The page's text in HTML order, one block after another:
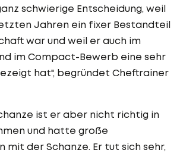
schwierige Entscheidung, weil
Jahren ein fixer Bestandteil
war und weil er auch im
im Compact-Bewerb eine sehr
hat", begründet Cheftrainer
ist er aber nicht richtig in
und hatte große
mit der Schanze. Er tut sich sehr,